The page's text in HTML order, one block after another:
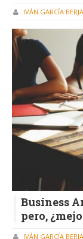
IVÁN GARCÍA
Business
pero,
IVÁN GARCÍA